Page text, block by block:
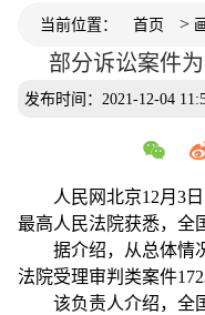
当前位置： 首页 >
部分诉讼案件
发布时间：2021-12-04
人民网北京12月3
最高人民法院获悉，全
高法聚焦案件“超审限”
长期未结案件的专项清
的基本情况如何？导致
据介绍，从总体情
法院受理审判类案件
万件，1年以上未结诉
该负责人介绍，全